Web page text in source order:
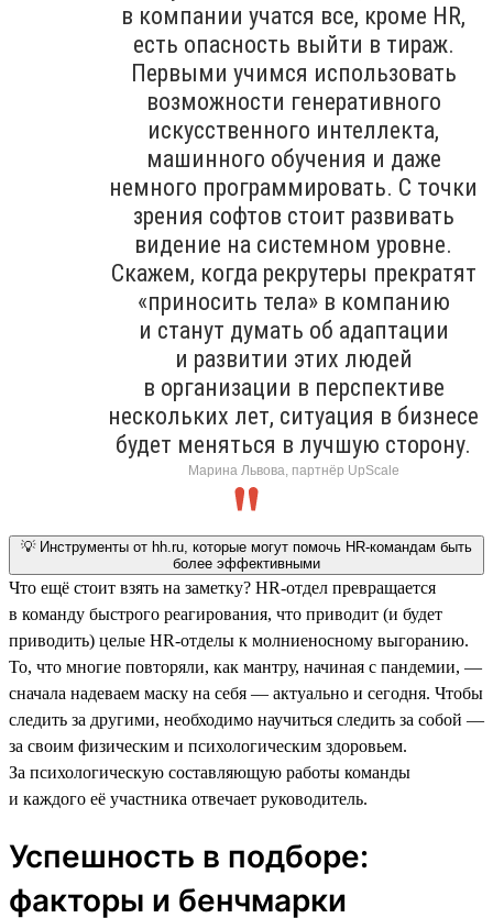
в компании учатся все, кроме HR,
есть опасность выйти в тираж.
Первыми учимся использовать
возможности генеративного
искусственного интеллекта,
машинного обучения и даже
немного программировать. С точки
зрения софтов стоит развивать
видение на системном уровне.
Скажем, когда рекрутеры прекратят
«приносить тела» в компанию
и станут думать об адаптации
и развитии этих людей
в организации в перспективе
нескольких лет, ситуация в бизнесе
будет меняться в лучшую сторону.
Марина Львова, партнёр UpScale
💡 Инструменты от hh.ru, которые могут помочь HR-командам быть
более эффективными
Что ещё стоит взять на заметку? HR-отдел превращается
в команду быстрого реагирования, что приводит (и будет
приводить) целые HR-отделы к молниеносному выгоранию.
То, что многие повторяли, как мантру, начиная с пандемии, —
сначала надеваем маску на себя — актуально и сегодня. Чтобы
следить за другими, необходимо научиться следить за собой —
за своим физическим и психологическим здоровьем.
За психологическую составляющую работы команды
и каждого её участника отвечает руководитель.
Успешность в подборе:
факторы и бенчмарки